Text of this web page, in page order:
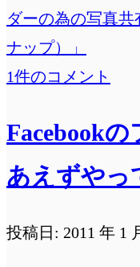
ダーの為の写真共
ナップ）」
1件のコメント
Facebook
あえずやっ
投稿日: 2011 年 1